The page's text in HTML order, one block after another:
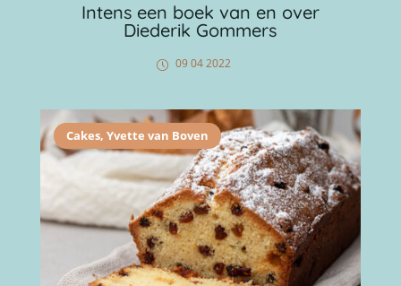
Intens een boek van en over
Diederik Gommers
09 04 2022
Cakes, Yvette van Boven